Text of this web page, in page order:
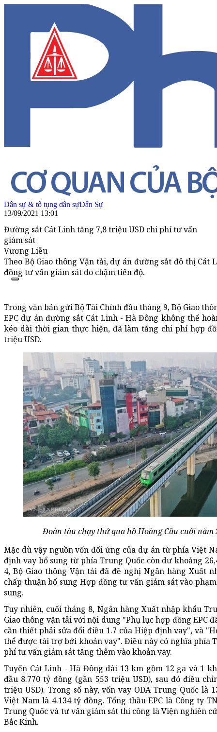
Dân sự & tố tụng dân sựDân Sự
13/09/2021 13:01
Đường sắt Cát Linh tăng 7,8 triệu USD chi phí tư vấn
giám sát
Vương Liễu
Theo Bộ Giao thông Vận tải, dự án đường sắt đô thị
đồng tư vấn giám sát do chậm tiến độ.
Trong văn bản gửi Bộ Tài Chính đầu tháng 9, Bộ Giao
EPC dự án đường sắt Cát Linh - Hà Đông không thể
kéo dài thời gian thực hiện, đã làm tăng chi phí hợp
triệu USD.
Đoàn tàu chạy thử qua hồ Hoàng Cầu cuối năm
Mặc dù vậy nguồn vốn đối ứng của dự án từ phía Việt
định vay bổ sung từ phía Trung Quốc còn dư khoảng
4, Bộ Giao thông Vận tải đã đề nghị Ngân hàng Xuất
chấp thuận bổ sung Hợp đồng tư vấn giám sát vào
sung.
Tuy nhiên, cuối tháng 8, Ngân hàng Xuất nhập khẩu
Giao thông vận tải với nội dung "Phụ lục hợp đồng EPC
cần thiết phải sửa đổi điều 1.7 của Hiệp định vay", và
thể được tài trợ bởi khoản vay". Điều này có nghĩa phía
phí tư vấn giám sát tăng thêm vào khoản vay.
Tuyến Cát Linh - Hà Đông dài 13 km gồm 12 ga và 1
đầu 8.770 tỷ đồng (gần 553 triệu USD), sau đó điều
triệu USD). Trong số này, vốn vay ODA Trung Quốc là
Việt Nam là 4.134 tỷ đồng. Tổng thầu EPC là Công ty
Trung Quốc và tư vấn giám sát thi công là Viện nghiên
Bắc Kinh.